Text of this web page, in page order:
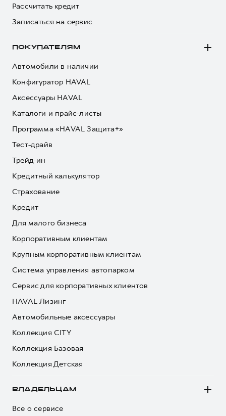
Рассчитать кредит
Записаться на сервис
ПОКУПАТЕЛЯМ
Автомобили в наличии
Конфигуратор HAVAL
Аксессуары HAVAL
Каталоги и прайс-листы
Программа «HAVAL Защита+»
Тест-драйв
Трейд-ин
Кредитный калькулятор
Страхование
Кредит
Для малого бизнеса
Корпоративным клиентам
Крупным корпоративным клиентам
Система управления автопарком
Сервис для корпоративных клиентов
HAVAL Лизинг
Автомобильные аксессуары
Коллекция CITY
Коллекция Базовая
Коллекция Детская
ВЛАДЕЛЬЦАМ
Все о сервисе